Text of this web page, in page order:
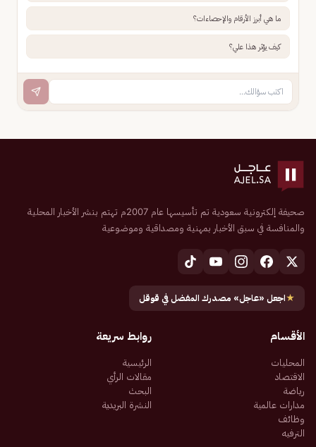
ما هي أبرز الأرقام والإحصاءات؟
كيف يؤثر هذا علي؟
صحيفة إلكترونية سعودية تم تأسيسها عام 2007م تهتم بنشر الأخبار المحلية
والمنافسة في سبق الأخبار بمهنية ومصداقية وموضوعية
★اجعل «عاجل» مصدرك المفضل في قوقل
الأقسام
المحليات
الاقتصاد
رياضة
مدارات عالمية
وظائف
الترفيه
روابط سريعة
الرئيسية
مقالات الرأي
البحث
النشرة البريدية